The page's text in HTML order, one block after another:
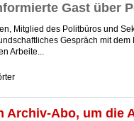
Gast über
Mitglied des Politbüros und
Gespräch mit dem
Arbeite...
Archiv-Abo, um die